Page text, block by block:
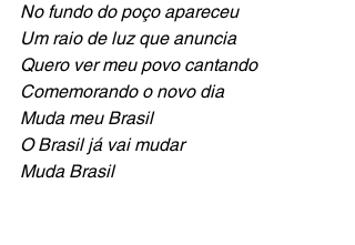
No fundo do poço apareceu
Um raio de luz que anuncia
Quero ver meu povo cantando
Comemorando o novo dia
Muda meu Brasil
O Brasil já vai mudar
Muda Brasil